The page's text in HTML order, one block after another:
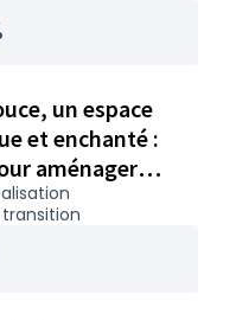
un espace
et enchanté :
aménager